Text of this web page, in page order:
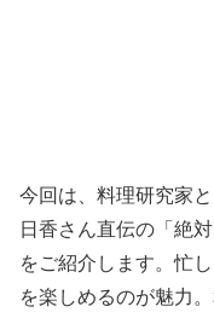
今回は、料理研究家
日香さん直伝の「絶
をご紹介します。忙
を楽しめるのが魅力